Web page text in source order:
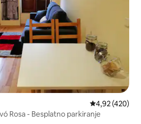
Prosječna
4,92 (420)
Rosa - Besplatno parkiranje